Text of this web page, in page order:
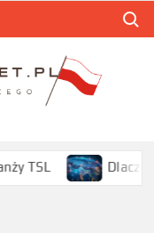
Dlaczego transport